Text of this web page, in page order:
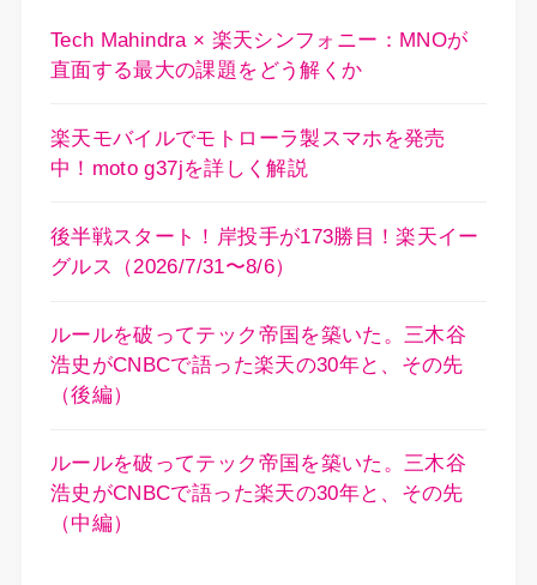
Tech Mahindra × 楽天シンフォニー：MNOが
直面する最大の課題をどう解くか
楽天モバイルでモトローラ製スマホを発売
中！moto g37jを詳しく解説
後半戦スタート！岸投手が173勝目！楽天イー
グルス（2026/7/31〜8/6）
ルールを破ってテック帝国を築いた。三木谷
浩史がCNBCで語った楽天の30年と、その先
（後編）
ルールを破ってテック帝国を築いた。三木谷
浩史がCNBCで語った楽天の30年と、その先
（中編）